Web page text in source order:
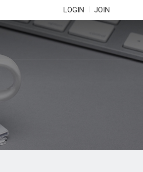
LOGIN JOIN